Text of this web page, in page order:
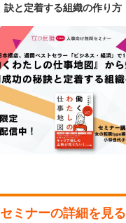
訣と定着する組織の作り方
セミナーの詳細を見る